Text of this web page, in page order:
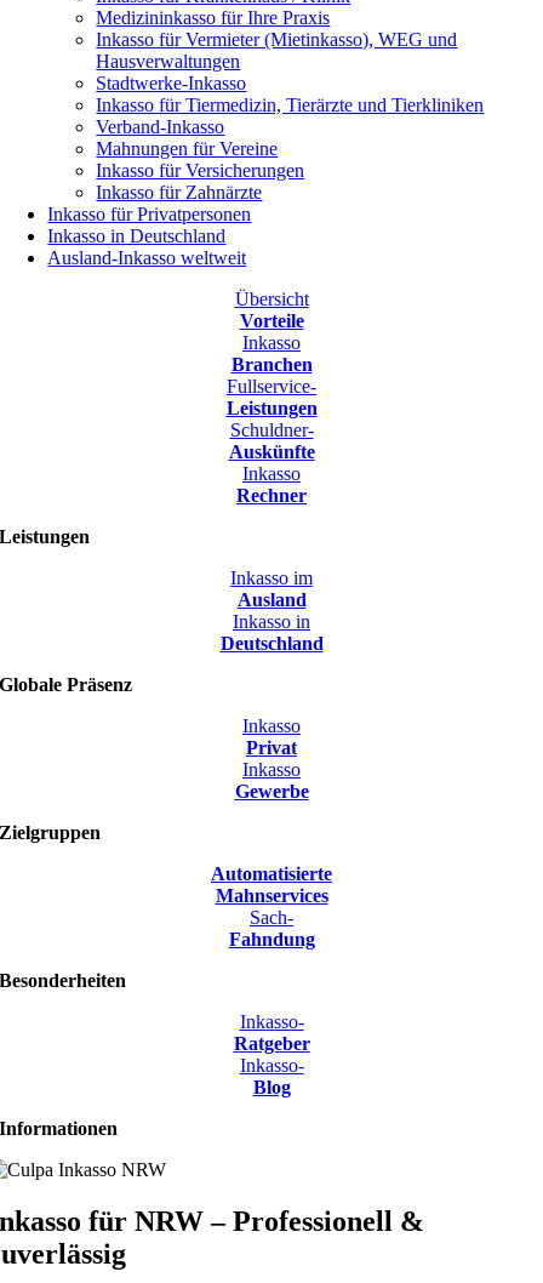
Medizininkasso für Ihre Praxis
Inkasso für Vermieter (Mietinkasso), WEG und
Hausverwaltungen
Stadtwerke-Inkasso
Inkasso für Tiermedizin, Tierärzte und Tierkliniken
Verband-Inkasso
Mahnungen für Vereine
Inkasso für Versicherungen
Inkasso für Zahnärzte
Inkasso für Privatpersonen
Inkasso in Deutschland
Ausland-Inkasso weltweit
Übersicht
Vorteile
Inkasso
Branchen
Fullservice-
Leistungen
Schuldner-
Auskünfte
Inkasso
Rechner
Leistungen
Inkasso im
Ausland
Inkasso in
Deutschland
Globale Präsenz
Inkasso
Privat
Inkasso
Gewerbe
Zielgruppen
Automatisierte
Mahnservices
Sach-
Fahndung
Besonderheiten
Inkasso-
Ratgeber
Inkasso-
Blog
Informationen
für NRW – Professionell &